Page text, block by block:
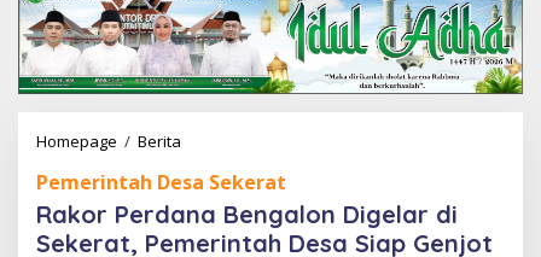
Homepage / Berita
k
o
r
P
Pemerintah Desa Sekerat
Rakor Perdana Bengalon Digelar di
Sekerat, Pemerintah Desa Siap Genjot